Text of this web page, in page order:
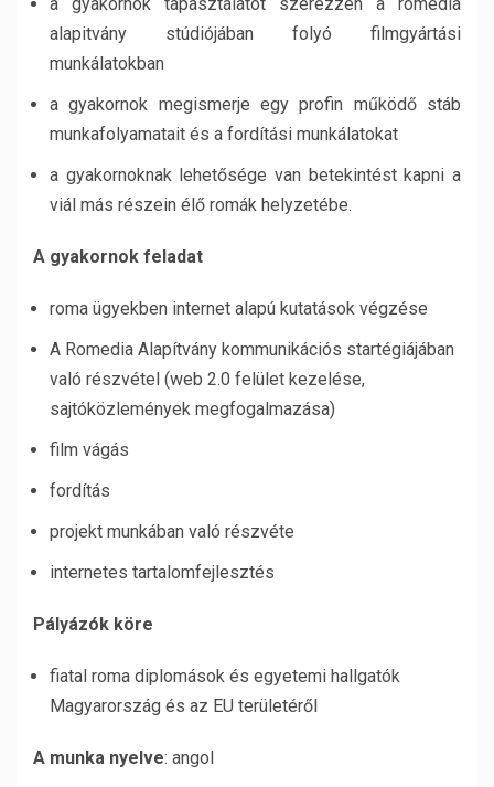
alapitvány stúdiójában folyó filmgyártási
munkálatokban
a gyakornok megismerje egy profin működő stáb
munkafolyamatait és a fordítási munkálatokat
a gyakornoknak lehetősége van betekintést kapni a
viál más részein élő romák helyzetébe.
A gyakornok feladat
roma ügyekben internet alapú kutatások végzése
A Romedia Alapítvány kommunikációs startégiájában
való részvétel (web 2.0 felület kezelése,
sajtóközlemények megfogalmazása)
film vágás
fordítás
projekt munkában való részvéte
internetes tartalomfejlesztés
Pályázók köre
fiatal roma diplomások és egyetemi hallgatók
Magyarország és az EU területéről
A munka nyelve: angol